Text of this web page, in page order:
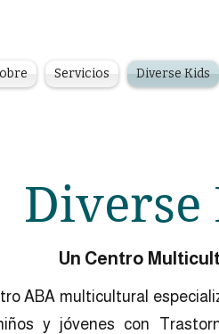
Servicios Diverse Kids
Diverse
Un Centro
ABA multicultural
y jóvenes con